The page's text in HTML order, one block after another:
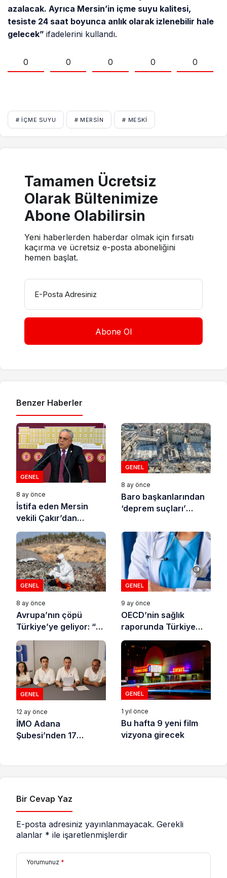
azalacak. Ayrıca Mersin’in içme suyu kalitesi,
tesiste 24 saat boyunca anlık olarak izlenebilir hale
gelecek”ifadelerini kullandı.
0 0 0 0 0
# IÇME SUYU # MERSIN # MESKİ
Tamamen Ücretsiz
Olarak Bültenimize
Abone Olabilirsin
Yeni haberlerden haberdar olmak için fırsatı
kaçırma ve ücretsiz e-posta aboneliğini
hemen başlat.
E-Posta Adresiniz
Benzer Haberler
GENEL
8 ay önce
İstifa eden Mersin
vekili Çakır’dan
açıklama: “Yörük
çocuğu, suçlanan
adamların önüne gelip
ifade vermez”
GENEL
8 ay önce
Baro başkanlarından
‘deprem suçları’
GENEL
8 ay önce
Avrupa’nın çöpü
Türkiye’ye geliyor: “10
yılda on milyonlarca
atık ihracı”
GENEL
9 ay önce
OECD’nin sağlık
raporunda Türkiye
sonuncu oldu
GENEL
12 ay önce
İMO Adana
Şubesi’nden 17
GENEL
1 yıl önce
Bu hafta 9 yeni film
vizyona girecek
Bir Cevap Yaz
E-posta adresiniz yayınlanmayacak. Gerekli
alanlar * ile işaretlenmişlerdir
Yorumunuz *